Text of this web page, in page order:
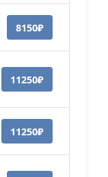
8150₽
11250₽
11250₽